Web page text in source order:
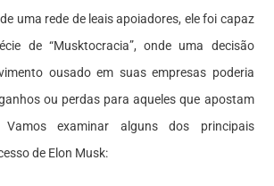
uma rede de leais apoiadores, ele foi capaz
de “Musktocracia”, onde uma decisão
ousado em suas empresas poderia
ou perdas para aqueles que apostam
examinar alguns dos principais
de Elon Musk: